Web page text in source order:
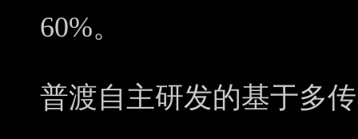
60%。
普渡自主研发的基于多